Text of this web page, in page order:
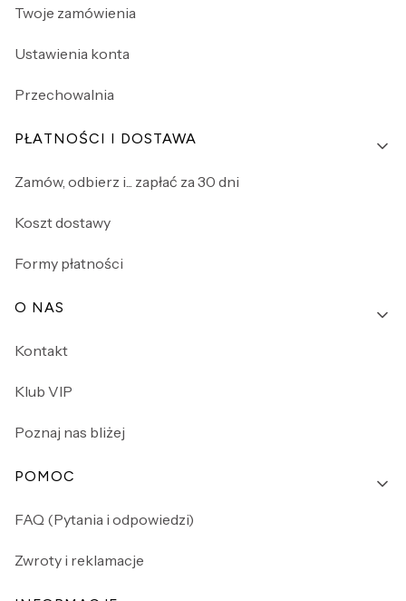
Twoje zamówienia
Ustawienia konta
Przechowalnia
PŁATNOŚCI I DOSTAWA
Zamów, odbierz i... zapłać za 30 dni
Koszt dostawy
Formy płatności
O NAS
Kontakt
Klub VIP
Poznaj nas bliżej
POMOC
FAQ (Pytania i odpowiedzi)
Zwroty i reklamacje